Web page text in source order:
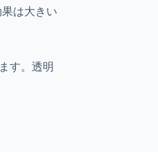
は大きい
す。透明